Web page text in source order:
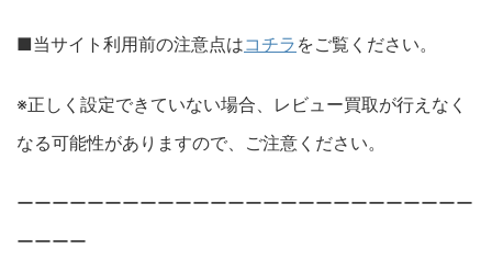
■当サイト利用前の注意点はコチラ をご覧ください。
※正しく設定できていない場合、レビュー買取が行えなく
なる可能性がありますので、ご注意ください。
ーーーーーーーーーーーーーーーーーーーーーーーーーー
ーーーー